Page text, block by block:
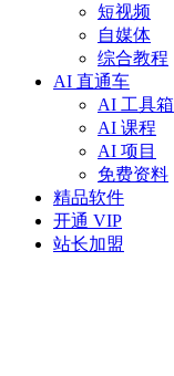
短视频
自媒体
综合教程
AI 直通车
AI 工具箱
AI 课程
AI 项目
免费资料
精品软件
开通 VIP
站长加盟